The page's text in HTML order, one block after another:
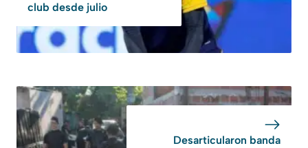
club desde julio
Desarticularon banda